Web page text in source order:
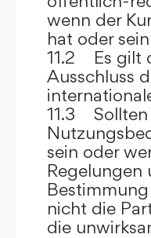
wenn der
hat oder
11.2 Es gilt
Ausschluss
11.3 Sollten
sein oder
Regelungen
nicht die
die